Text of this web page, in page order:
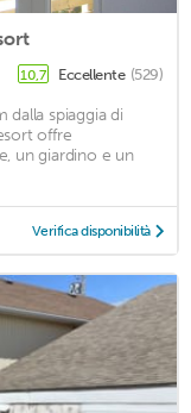
10,7 Eccellente (529)
dalla spiaggia di
offre
un giardino e un
Verifica disponibilità